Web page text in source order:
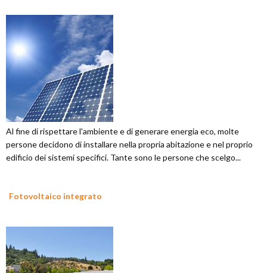
Al fine di rispettare l'ambiente e di generare energia eco, molte
persone decidono di installare nella propria abitazione e nel proprio
edificio dei sistemi specifici. Tante sono le persone che scelgo...
Fotovoltaico integrato